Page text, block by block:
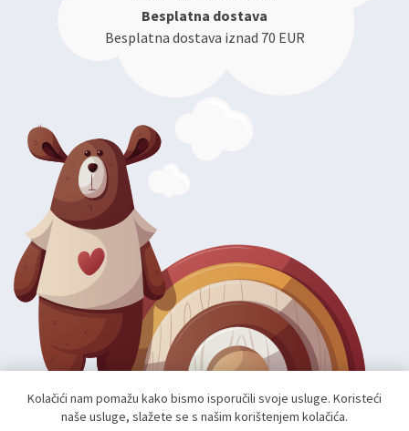
Besplatna dostava
Besplatna dostava iznad 70 EUR
Kolačići nam pomažu kako bismo isporučili svoje usluge. Koristeći
naše usluge, slažete se s našim korištenjem kolačića.